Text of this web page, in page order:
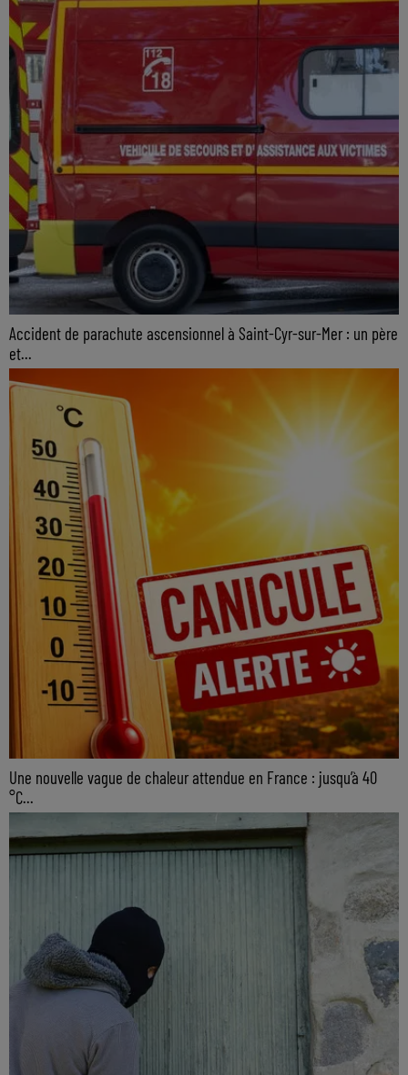
Accident de parachute ascensionnel à Saint-Cyr-sur-Mer : un père
et...
Une nouvelle vague de chaleur attendue en France : jusqu’à 40
°C...